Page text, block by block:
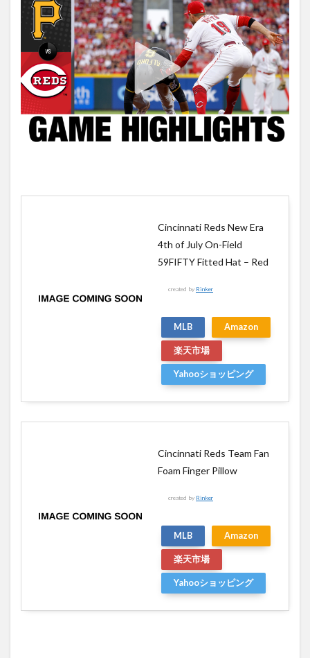
Cincinnati Reds New Era
4th of July On-Field
59FIFTY Fitted Hat – Red
created by Rinker
MLB Amazon
楽天市場
Yahooショッピング
Cincinnati Reds Team Fan
Foam Finger Pillow
created by Rinker
MLB Amazon
楽天市場
Yahooショッピング